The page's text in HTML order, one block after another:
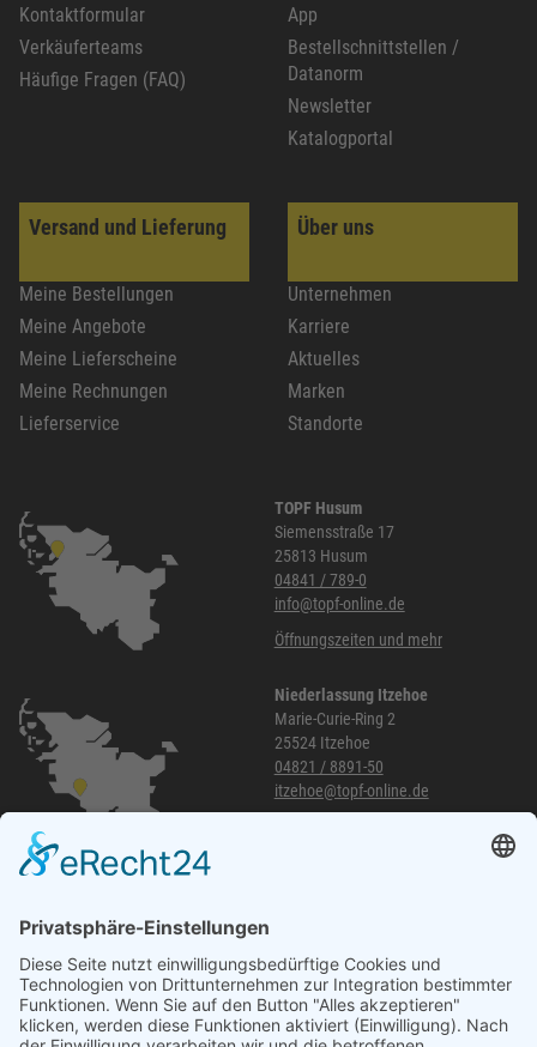
Kontaktformular
Verkäuferteams
Häufige Fragen (FAQ)
App
Bestellschnittstellen /
Datanorm
Newsletter
Katalogportal
Versand und Lieferung
Meine Bestellungen
Meine Angebote
Meine Lieferscheine
Meine Rechnungen
Lieferservice
Über uns
Unternehmen
Karriere
Aktuelles
Marken
Standorte
TOPF Husum
Siemensstraße 17
25813 Husum
04841 / 789-0
info@topf-online.de
Öffnungszeiten und mehr
Niederlassung Itzehoe
Marie-Curie-Ring 2
25524 Itzehoe
04821 / 8891-50
itzehoe@topf-online.de
040 / 21 04 04 04-04
glinde@topf-online.de
Öffnungszeiten und mehr